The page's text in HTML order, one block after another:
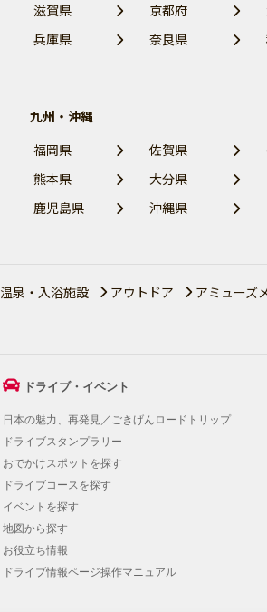
滋賀県
京都府
兵庫県
奈良県
九州・沖縄
福岡県
佐賀県
熊本県
大分県
鹿児島県
沖縄県
温泉・入浴施設 アウトドア アミューズ
ドライブ・イベント
日本の魅力、再発見／ごきげんロードトリップ
ドライブスタンプラリー
おでかけスポットを探す
ドライブコースを探す
イベントを探す
地図から探す
お役立ち情報
ドライブ情報ページ操作マニュアル